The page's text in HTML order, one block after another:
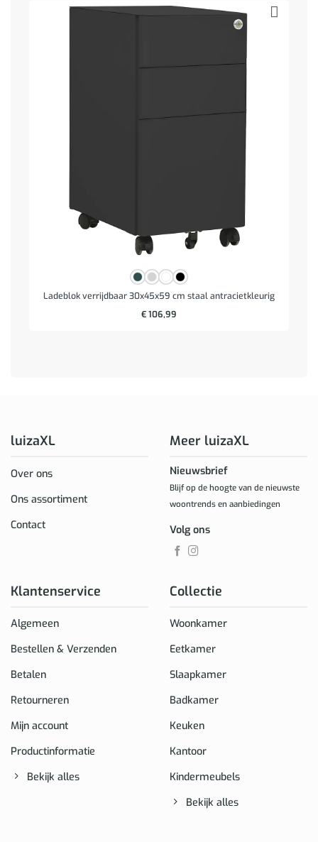
Ladeblok verrijdbaar 30x45x59 cm staal antracietkleurig
€106,99
luizaXL
Over ons
Ons assortiment
Contact
Klantenservice
Algemeen
Bestellen & Verzenden
Betalen
Retourneren
Mijn account
Productinformatie
Bekijk alles
Collectie
Woonkamer
Eetkamer
Slaapkamer
Badkamer
Keuken
Kantoor
Kindermeubels
Bekijk alles
Meer luizaXL
Nieuwsbrief
Blijf op de hoogte van de nieuwste
woontrends en aanbiedingen
Volg ons